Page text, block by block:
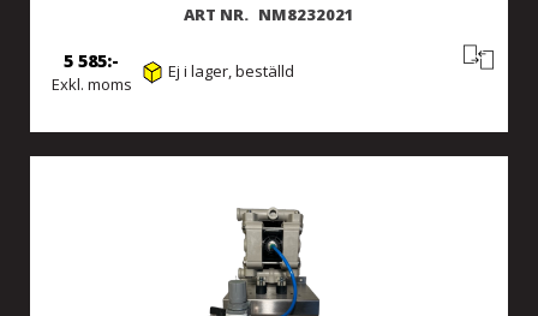
ART NR. NM8232021
Exkl. moms
5 585 Ej i lager, beställd